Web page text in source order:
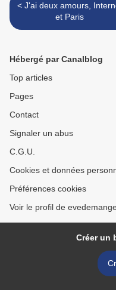
< J'ai deux amours, Internet
et Paris
Hébergé par Canalblog
Top articles
Pages
Contact
Signaler un abus
C.G.U.
Cookies et données
Préférences cookies
Voir le profil de
Créer un